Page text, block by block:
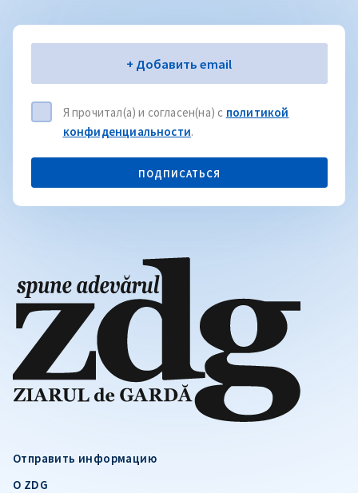
Отправить информацию
О ZDG
Электронная почта+ Добавить email
Я прочитал(а) и согласен(на) с политикой
конфиденциальности.
ПОДПИСАТЬСЯ